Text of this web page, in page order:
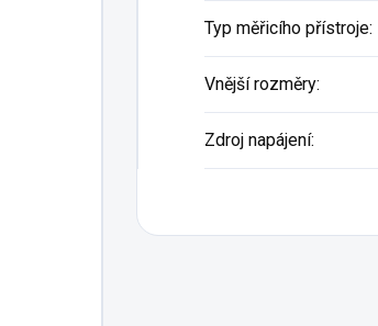
Typ měřicího přístroje:
Vnější rozměry:
Zdroj napájení: